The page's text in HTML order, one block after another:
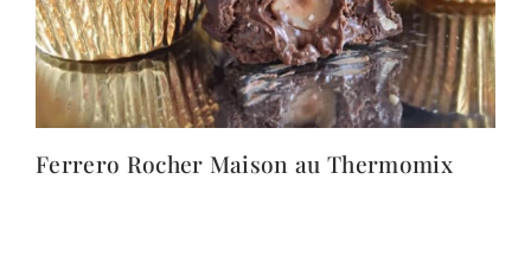
Ferrero Rocher Maison au Thermomix